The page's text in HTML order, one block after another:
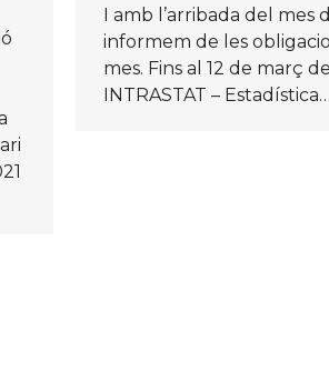
I amb l’arribada del mes
informem de les
mes. Fins al 12 de març
INTRASTAT – Estadística…